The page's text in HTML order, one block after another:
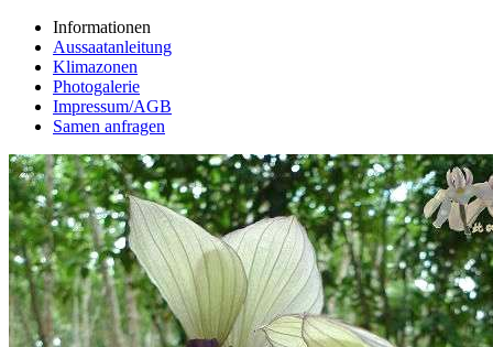
Informationen
Aussaatanleitung
Klimazonen
Photogalerie
Impressum/AGB
Samen anfragen